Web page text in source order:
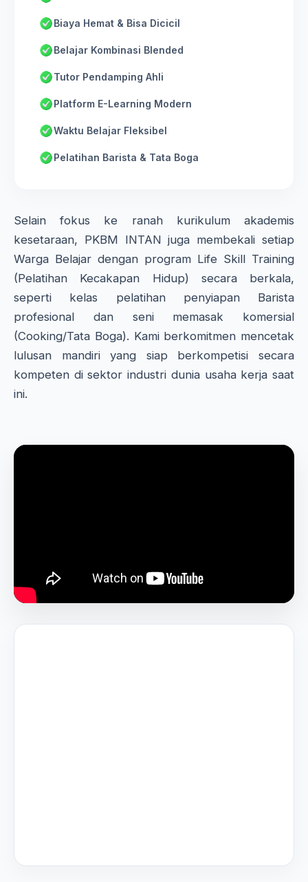
Biaya Hemat & Bisa Dicicil
Belajar Kombinasi Blended
Tutor Pendamping Ahli
Platform E-Learning Modern
Waktu Belajar Fleksibel
Pelatihan Barista & Tata Boga
Selain fokus ke ranah kurikulum akademis
kesetaraan, PKBM INTAN juga membekali setiap
Warga Belajar dengan program Life Skill Training
(Pelatihan Kecakapan Hidup) secara berkala,
seperti kelas pelatihan penyiapan Barista
profesional dan seni memasak komersial
(Cooking/Tata Boga). Kami berkomitmen mencetak
lulusan mandiri yang siap berkompetisi secara
kompeten di sektor industri dunia usaha kerja saat
ini.